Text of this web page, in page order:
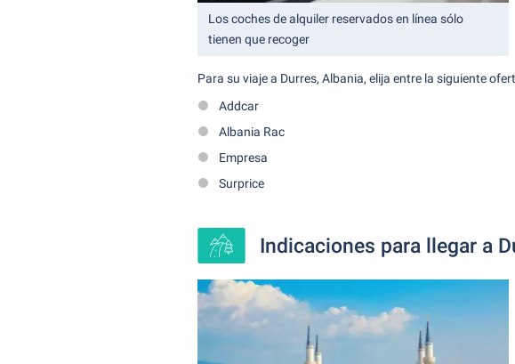
Los coches de alquiler reservados en línea sólo
tienen que recoger
Para su viaje a Durres, Albania, elija entre la siguiente
Addcar
Albania Rac
Empresa
Surprice
Indicaciones para llegar a